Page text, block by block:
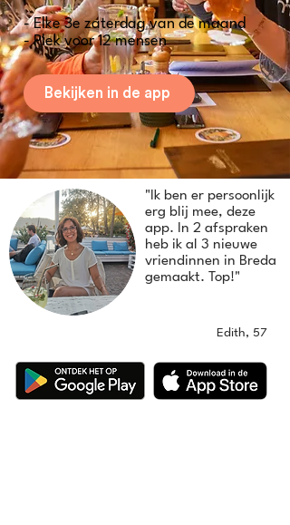
- Elke 3e zaterdag van de maand
- Plek voor 12 mensen
Bekijken in de app
"Ik ben er persoonlijk
erg blij mee, deze
app. In 2 afspraken
heb ik al 3 nieuwe
vriendinnen in Breda
gemaakt. Top!"
Edith, 57